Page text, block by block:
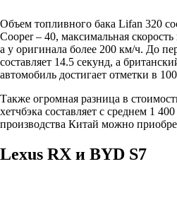
Объем топливного бака Lifan 320
Cooper – 40, максимальная
а у оригинала более 200 км/ч. До
составляет 14.5 секунд, а
автомобиль достигает отметки в
Также огромная разница в
хетчбэка составляет с среднем 1
производства Китай можно
Lexus RX и BYD S7